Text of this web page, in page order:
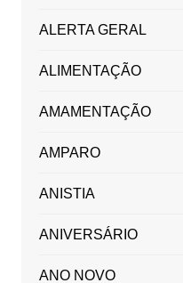
ALERTA GERAL
ALIMENTAÇÃO
AMAMENTAÇÃO
AMPARO
ANISTIA
ANIVERSÁRIO
ANO NOVO